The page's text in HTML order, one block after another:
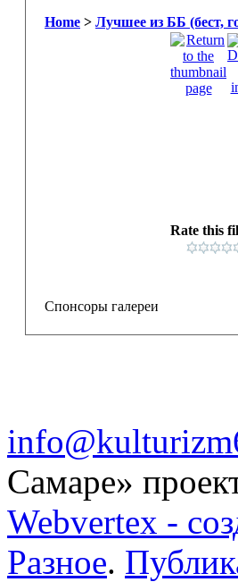
Home > Лучшее из ББ (бест,
Rate this
Спонсоры галереи
Самаре»
Webvertex -
Разное.